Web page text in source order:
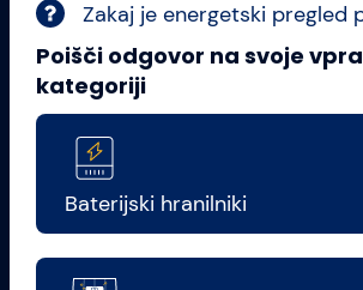
Zakaj je energetski pregled
Poišči odgovor na svoje
kategoriji
Baterijski hranilniki